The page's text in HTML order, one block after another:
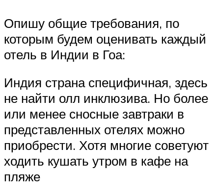
Опишу общие требования, по
которым будем оценивать каждый
отель в Индии в Гоа:
Индия страна специфичная, здесь
не найти олл инклюзива. Но более
или менее сносные завтраки в
представленных отелях можно
приобрести. Хотя многие советуют
ходить кушать утром в кафе на
пляже